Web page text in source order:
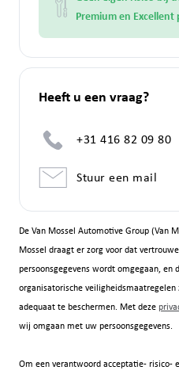
De Van Mossel Automotive Group (Van
Mossel draagt er zorg voor dat
persoonsgegevens wordt omgegaan, en
organisatorische
adequaat te beschermen. Met deze
wij omgaan met uw persoonsgegevens.
Om een verantwoord acceptatie- risico-
Premium en Excellent
Heeft u een vraag?
+31 416 82 09 80
Stuur een mail